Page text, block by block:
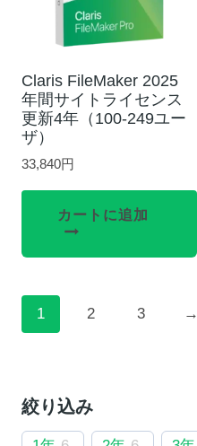
Claris FileMaker 2025
年間サイトライセンス
更新4年（100-249ユー
ザ）
33,840円
カートに追加
1 2 3 →
絞り込み